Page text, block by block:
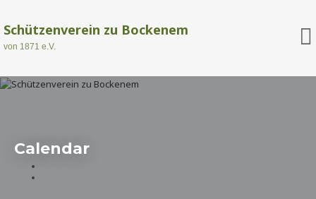
Schützenverein zu Bockenem
von 1871 e.V.
Calendar